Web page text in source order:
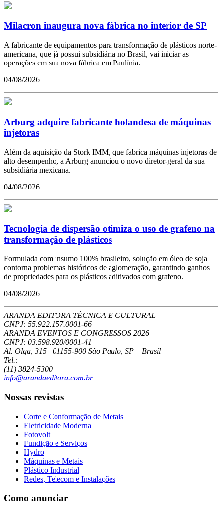
Milacron inaugura nova fábrica no interior de SP
A fabricante de equipamentos para transformação de plásticos norte-
americana, que já possui subsidiária no Brasil, vai iniciar as
operações em sua nova fábrica em Paulínia.
04/08/2026
Arburg adquire fabricante holandesa de máquinas
injetoras
Além da aquisição da Stork IMM, que fabrica máquinas injetoras de
alto desempenho, a Arburg anunciou o novo diretor-geral da sua
subsidiária mexicana.
04/08/2026
Tecnologia de dispersão otimiza o uso de grafeno na
transformação de plásticos
Formulada com insumo 100% brasileiro, solução em óleo de soja
contorna problemas históricos de aglomeração, garantindo ganhos
de propriedades para os plásticos aditivados com grafeno.
04/08/2026
ARANDA EDITORA TÉCNICA E CULTURAL
CNPJ: 55.922.157.0001-66
ARANDA EVENTOS E CONGRESSOS 2026
CNPJ: 03.598.920/0001-41
Al. Olga, 315– 01155-900 São Paulo SP – Brasil
Tel.:
(11) 3824-5300
info@arandaeditora.com.br
Nossas revistas
Corte e Conformação de Metais
Eletricidade Moderna
Fotovolt
Fundição e Serviços
Hydro
Máquinas e Metais
Plástico Industrial
Redes, Telecom e Instalações
Como anunciar